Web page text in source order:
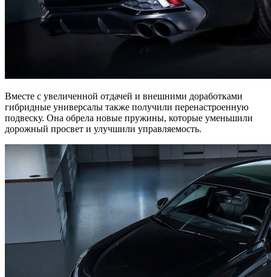
Вместе с увеличенной отдачей и внешними доработками
гибридные универсалы также получили перенастроенную
подвеску. Она обрела новые пружины, которые уменьшили
дорожный просвет и улучшили управляемость.